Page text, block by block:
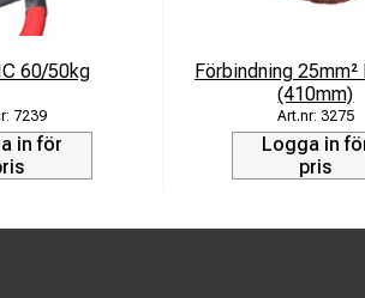
60/50kg
7239
in för
Förbindning 25mm²
(410mm)
3275
Logga in
pris